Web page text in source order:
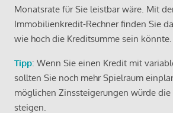
Monatsrate für Sie leistbar wäre. Mit
Immobilienkredit-Rechner finden Sie
wie hoch die Kreditsumme sein könnte.
Tipp: Wenn Sie einen Kredit mit
sollten Sie noch mehr Spielraum
möglichen Zinssteigerungen würde
steigen.